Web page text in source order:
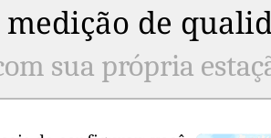
de
sua própria